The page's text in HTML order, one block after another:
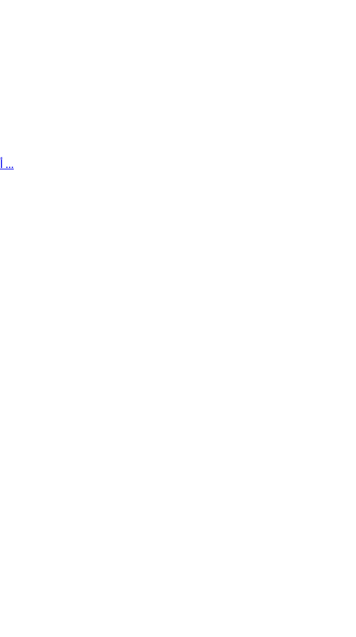
وزارة الخارجية تدين اعتداءات مليشيات الحوثي الارهابية على السعودية وتؤكد أن دعم الدولة اليمنية هو السبيل ...